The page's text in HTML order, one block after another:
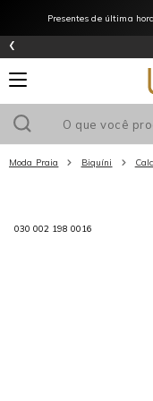
Presentes de última
‹
Moda Praia Biquíni
030 002 198 0016